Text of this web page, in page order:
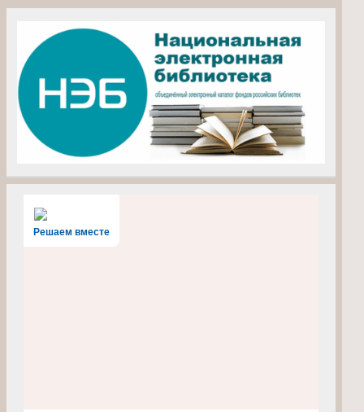
Решаем вместе